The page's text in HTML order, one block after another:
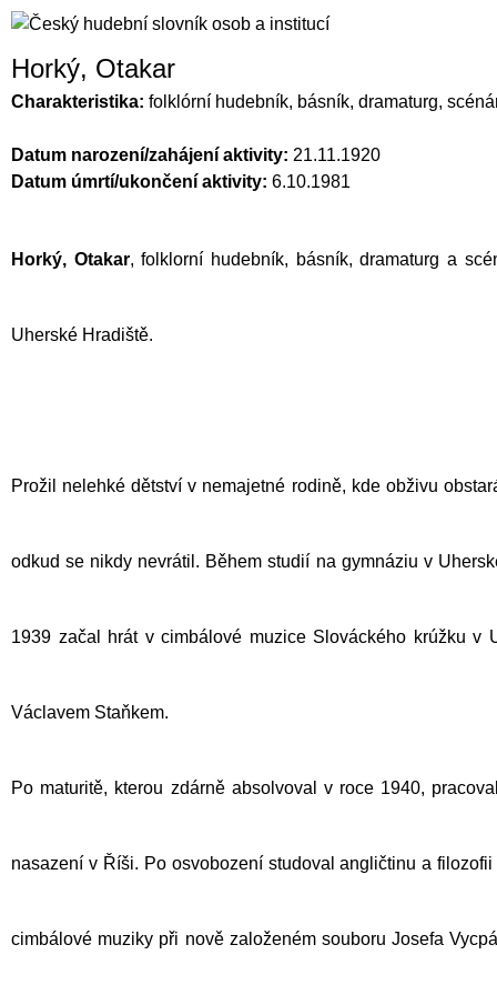
Horký, Otakar
Charakteristika: folklórní hudebník, básník, dramaturg,
Datum narození/zahájení aktivity: 21.11.1920
Datum úmrtí/ukončení aktivity: 6.10.1981
Horký, Otakar, folklorní hudebník, básník, dramaturg a
Uherské Hradiště.
Prožil nelehké dětství v nemajetné rodině, kde obživu
odkud se nikdy nevrátil. Během studií na gymnáziu v
1939 začal hrát v cimbálové muzice Slováckého krúžku v
Václavem Staňkem.
Po maturitě, kterou zdárně absolvoval v roce 1940,
nasazení v Říši. Po osvobození studoval angličtinu a
cimbálové muziky při nově založeném souboruJosefa